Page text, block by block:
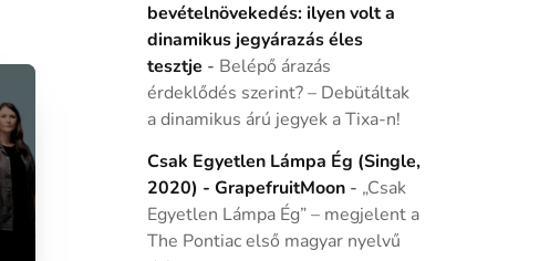
bevételnövekedés: ilyen volt a
dinamikus jegyárazás éles
tesztje - Belépő árazás
érdeklődés szerint? – Debütáltak
a dinamikus árú jegyek a Tixa-n!
Csak Egyetlen Lámpa Ég (Single,
2020) - GrapefruitMoon- „Csak
Egyetlen Lámpa Ég” – megjelent a
The Pontiac első magyar nyelvű